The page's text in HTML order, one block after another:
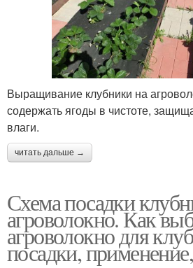
Выращивание клубники на
содержать ягоды в чистоте,
влаги.
читать дальше →
Схема посадки
агроволокно. Как
агроволокно для
посадки, применение,